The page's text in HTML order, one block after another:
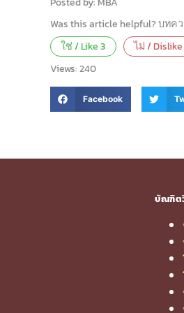
Was this article helpful? บท
ใช่ / Like3 ไม่ /
Views:240
Facebook
บัณฑิต